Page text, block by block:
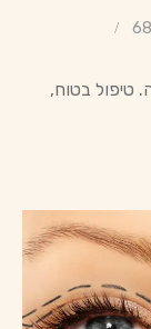
טיפול בטוח,